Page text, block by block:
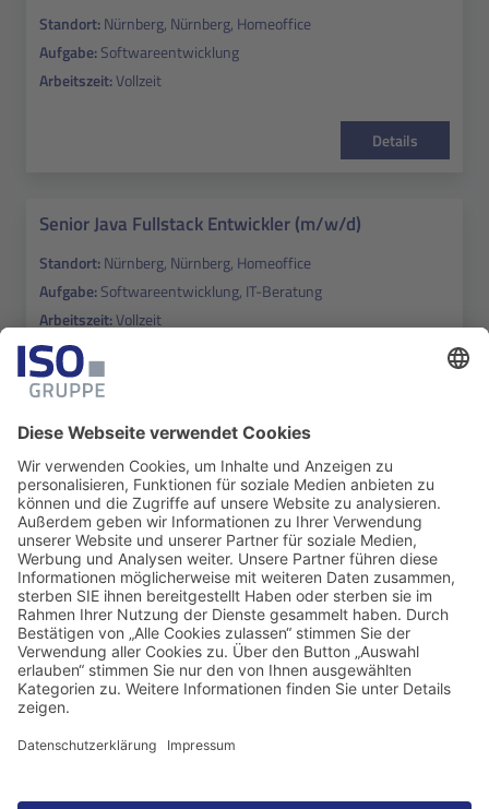
Standort:Nürnberg, Nürnberg, Homeoffice
Aufgabe:Softwareentwicklung
Arbeitszeit:Vollzeit
Details
Senior Java Fullstack Entwickler (m/w/d)
Standort:Nürnberg, Nürnberg, Homeoffice
Aufgabe:Softwareentwicklung, IT-Beratung
Arbeitszeit:Vollzeit
Senior Frontend Entwickler (m/w/d)
Standort: Nürnberg, Nürnberg, Homeoffice
Aufgabe:Softwareentwicklung
Arbeitszeit: Vollzeit
Details